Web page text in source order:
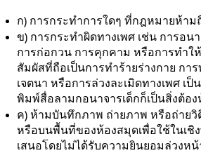
ก) การกระทำการใดๆ ที่กฎหมายห้าม
ข) การกระทำผิดทางเพศ เช่น การอน
การก่อกวน การคุกคาม หรือการทำใ
สัมผัสที่ถือเป็นการทำร้ายร่างกาย การ
เจตนา หรือการล่วงละเมิดทางเพศ เ
พิมพ์สื่อลามกอนาจารเด็กก็เป็นสิ่งต้อ
ค) ห้ามบันทึกภาพ ถ่ายภาพ หรือถ่าย
หรือบนพื้นที่ของห้องสมุดเพื่อใช้ในเชิ
เสนอโดยไม่ได้รับความยินยอมล่วงหน้